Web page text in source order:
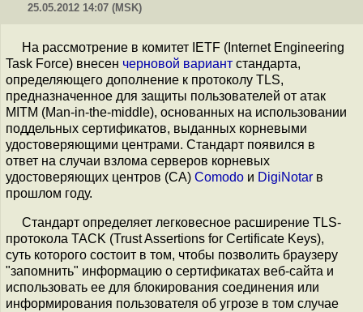
25.05.2012 14:07 (MSK)
На рассмотрение в комитет IETF (Internet Engineering
Task Force) внесен черновой вариант стандарта,
определяющего дополнение к протоколу TLS,
предназначенное для защиты пользователей от атак
MITM (Man-in-the-middle), основанных на использовании
поддельных сертификатов, выданных корневыми
удостоверяющими центрами. Стандарт появился в
ответ на случаи взлома серверов корневых
удостоверяющих центров (CA) Comodo и DigiNotar в
прошлом году.
Стандарт определяет легковесное расширение TLS-
протокола TACK (Trust Assertions for Certificate Keys),
суть которого состоит в том, чтобы позволить браузеру
"запомнить" информацию о сертификатах веб-сайта и
использовать ее для блокирования соединения или
информирования пользователя об угрозе в том случае